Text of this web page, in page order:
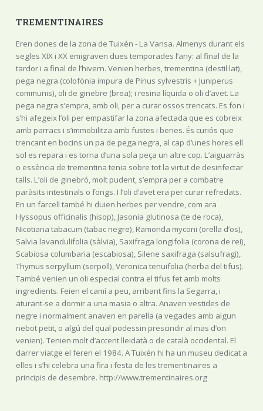
TREMENTINAIRES
Eren dones de la zona de Tuixén - La Vansa. Almenys durant els
segles XIX i XX emigraven dues temporades l’any: al final de la
tardor i a final de l’hivern. Venien herbes, trementina (destil·lat),
pega negra (colofònia impura de Pinus sylvestris + Juniperus
communis), oli de ginebre (brea); i resina líquida o oli d’avet. La
pega negra s’empra, amb oli, per a curar ossos trencats. Es fon i
s’hi afegeix l’oli per empastifar la zona afectada que es cobreix
amb parracs i s’immobilitza amb fustes i benes. És curiós que
trencant en bocins un pa de pega negra, al cap d’unes hores ell
sol es repara i es torna d’una sola peça un altre cop. L’aiguarràs
o essència de trementina tenia sobre tot la virtut de desinfectar
talls. L’oli de ginebró, molt pudent, s’empra per a combatre
paràsits intestinals o fongs. I l’oli d’avet era per curar refredats.
En un farcell també hi duien herbes per vendre, com ara
Hyssopus officinalis (hisop), Jasonia glutinosa (te de roca),
Nicotiana tabacum (tabac negre), Ramonda myconi (orella d’os),
Salvia lavandulifolia (sàlvia), Saxifraga longifolia (corona de rei),
Scabiosa columbaria (escabiosa), Silene saxifraga (salsufragi),
Thymus serpyllum (serpoll), Veronica tenuifolia (herba del tifus).
També venien un oli especial contra el tifus fet amb molts
ingredients. Feien el camí a peu, arribant fins la Segarra, i
aturant-se a dormir a una masia o altra. Anaven vestides de
negre i normalment anaven en parella (a vegades amb algun
nebot petit, o algú del qual podessin prescindir al mas d’on
venien). Tenien molt d’accent lleidatà o de català occidental. El
darrer viatge el feren el 1984. A Tuixén hi ha un museu dedicat a
elles i s’hi celebra una fira i festa de les trementinaires a
principis de desembre. http://www.trementinaires.org